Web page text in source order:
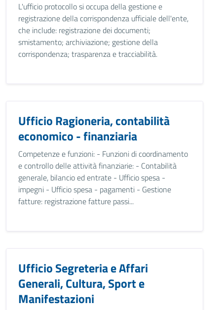
L'ufficio protocollo si occupa della gestione e
registrazione della corrispondenza ufficiale dell'ente,
che include: registrazione dei documenti;
smistamento; archiviazione; gestione della
corrispondenza; trasparenza e tracciabilità.
Ufficio Ragioneria, contabilità
economico - finanziaria
Competenze e funzioni: - Funzioni di coordinamento
e controllo delle attività finanziarie: - Contabilità
generale, bilancio ed entrate - Ufficio spesa -
impegni - Ufficio spesa - pagamenti - Gestione
fatture: registrazione fatture passi...
Ufficio Segreteria e Affari
Generali, Cultura, Sport e
Manifestazioni